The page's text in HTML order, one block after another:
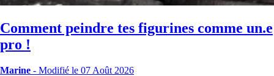
Comment peindre tes figurines comme un.e
pro !
Marine - Modifié le 07 Août 2026